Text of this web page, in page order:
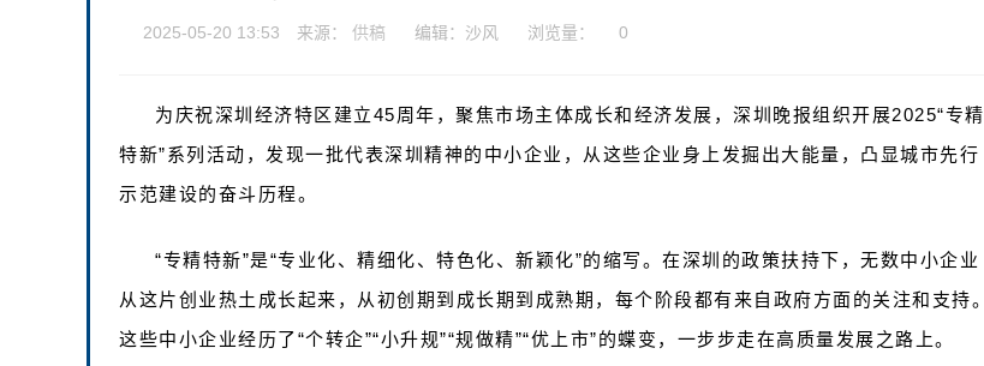
2025-05-20 13:53 来源： 供稿 编辑：沙风 浏览量： 0
为庆祝深圳经济特区建立45周年，聚焦市场主体成长和经济发展，深圳晚报组织开展2025“专精
特新”系列活动，发现一批代表深圳精神的中小企业，从这些企业身上发掘出大能量，凸显城市先行
示范建设的奋斗历程。
“专精特新”是“专业化、精细化、特色化、新颖化”的缩写。在深圳的政策扶持下，无数中小企业
从这片创业热土成长起来，从初创期到成长期到成熟期，每个阶段都有来自政府方面的关注和支持。
这些中小企业经历了“个转企”“小升规”“规做精”“优上市”的蝶变，一步步走在高质量发展之路上。